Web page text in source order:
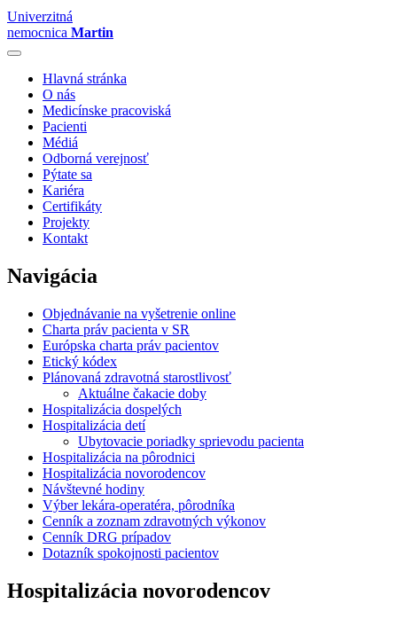
Univerzitná
nemocnica Martin
Hlavná stránka
O nás
Medicínske pracoviská
Pacienti
Médiá
Odborná verejnosť
Pýtate sa
Kariéra
Certifikáty
Projekty
Kontakt
Navigácia
Objednávanie na vyšetrenie online
Charta práv pacienta v SR
Európska charta práv pacientov
Etický kódex
Plánovaná zdravotná starostlivosť
Aktuálne čakacie doby
Hospitalizácia dospelých
Hospitalizácia detí
Ubytovacie poriadky sprievodu pacienta
Hospitalizácia na pôrodnici
Hospitalizácia novorodencov
Návštevné hodiny
Výber lekára-operatéra, pôrodníka
Cenník a zoznam zdravotných výkonov
Cenník DRG prípadov
Dotazník spokojnosti pacientov
Hospitalizácia novorodencov